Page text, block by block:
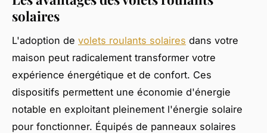
solaires
L'adoption de volets roulants solaires dans votre
maison peut radicalement transformer votre
expérience énergétique et de confort. Ces
dispositifs permettent une économie d'énergie
notable en exploitant pleinement l'énergie solaire
pour fonctionner. Équipés de panneaux solaires